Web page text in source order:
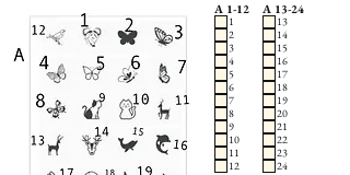
A 1-12
1
2
3
4
5
6
7
8
9
10
11
12
A 13-24
13
14
15
16
17
18
19
20
21
22
23
24